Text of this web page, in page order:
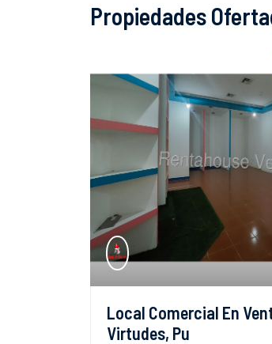
Propiedades
Local Comercial En
Virtudes, Pu